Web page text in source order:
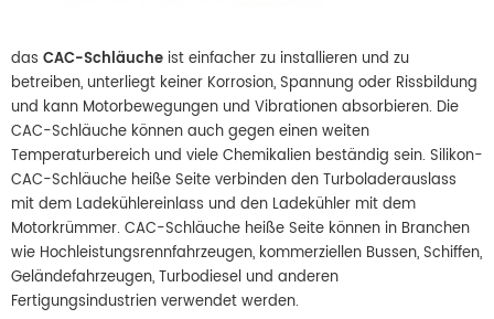
das CAC-Schläuche ist einfacher zu installieren und zu
betreiben, unterliegt keiner Korrosion, Spannung oder Rissbildung
und kann Motorbewegungen und Vibrationen absorbieren. Die
CAC-Schläuche können auch gegen einen weiten
Temperaturbereich und viele Chemikalien beständig sein. Silikon-
CAC-Schläuche heiße Seite verbinden den Turboladerauslass
mit dem Ladekühlereinlass und den Ladekühler mit dem
Motorkrümmer. CAC-Schläuche heiße Seite können in Branchen
wie Hochleistungsrennfahrzeugen, kommerziellen Bussen, Schiffen,
Geländefahrzeugen, Turbodiesel und anderen
Fertigungsindustrien verwendet werden.